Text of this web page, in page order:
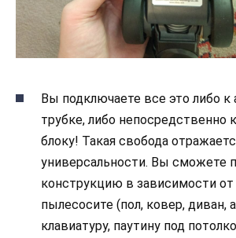
Вы подключаете все это либо
трубке, либо непосредственно
блоку! Такая свобода
универсальности. Вы сможете
конструкцию в зависимости от
пылесосите (пол, ковер, диван,
клавиатуру, паутину под